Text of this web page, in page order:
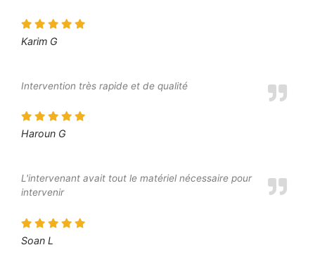
Karim G
Intervention très rapide et de qualité
Haroun G
L'intervenant avait tout le matériel nécessaire pour
intervenir
Soan L